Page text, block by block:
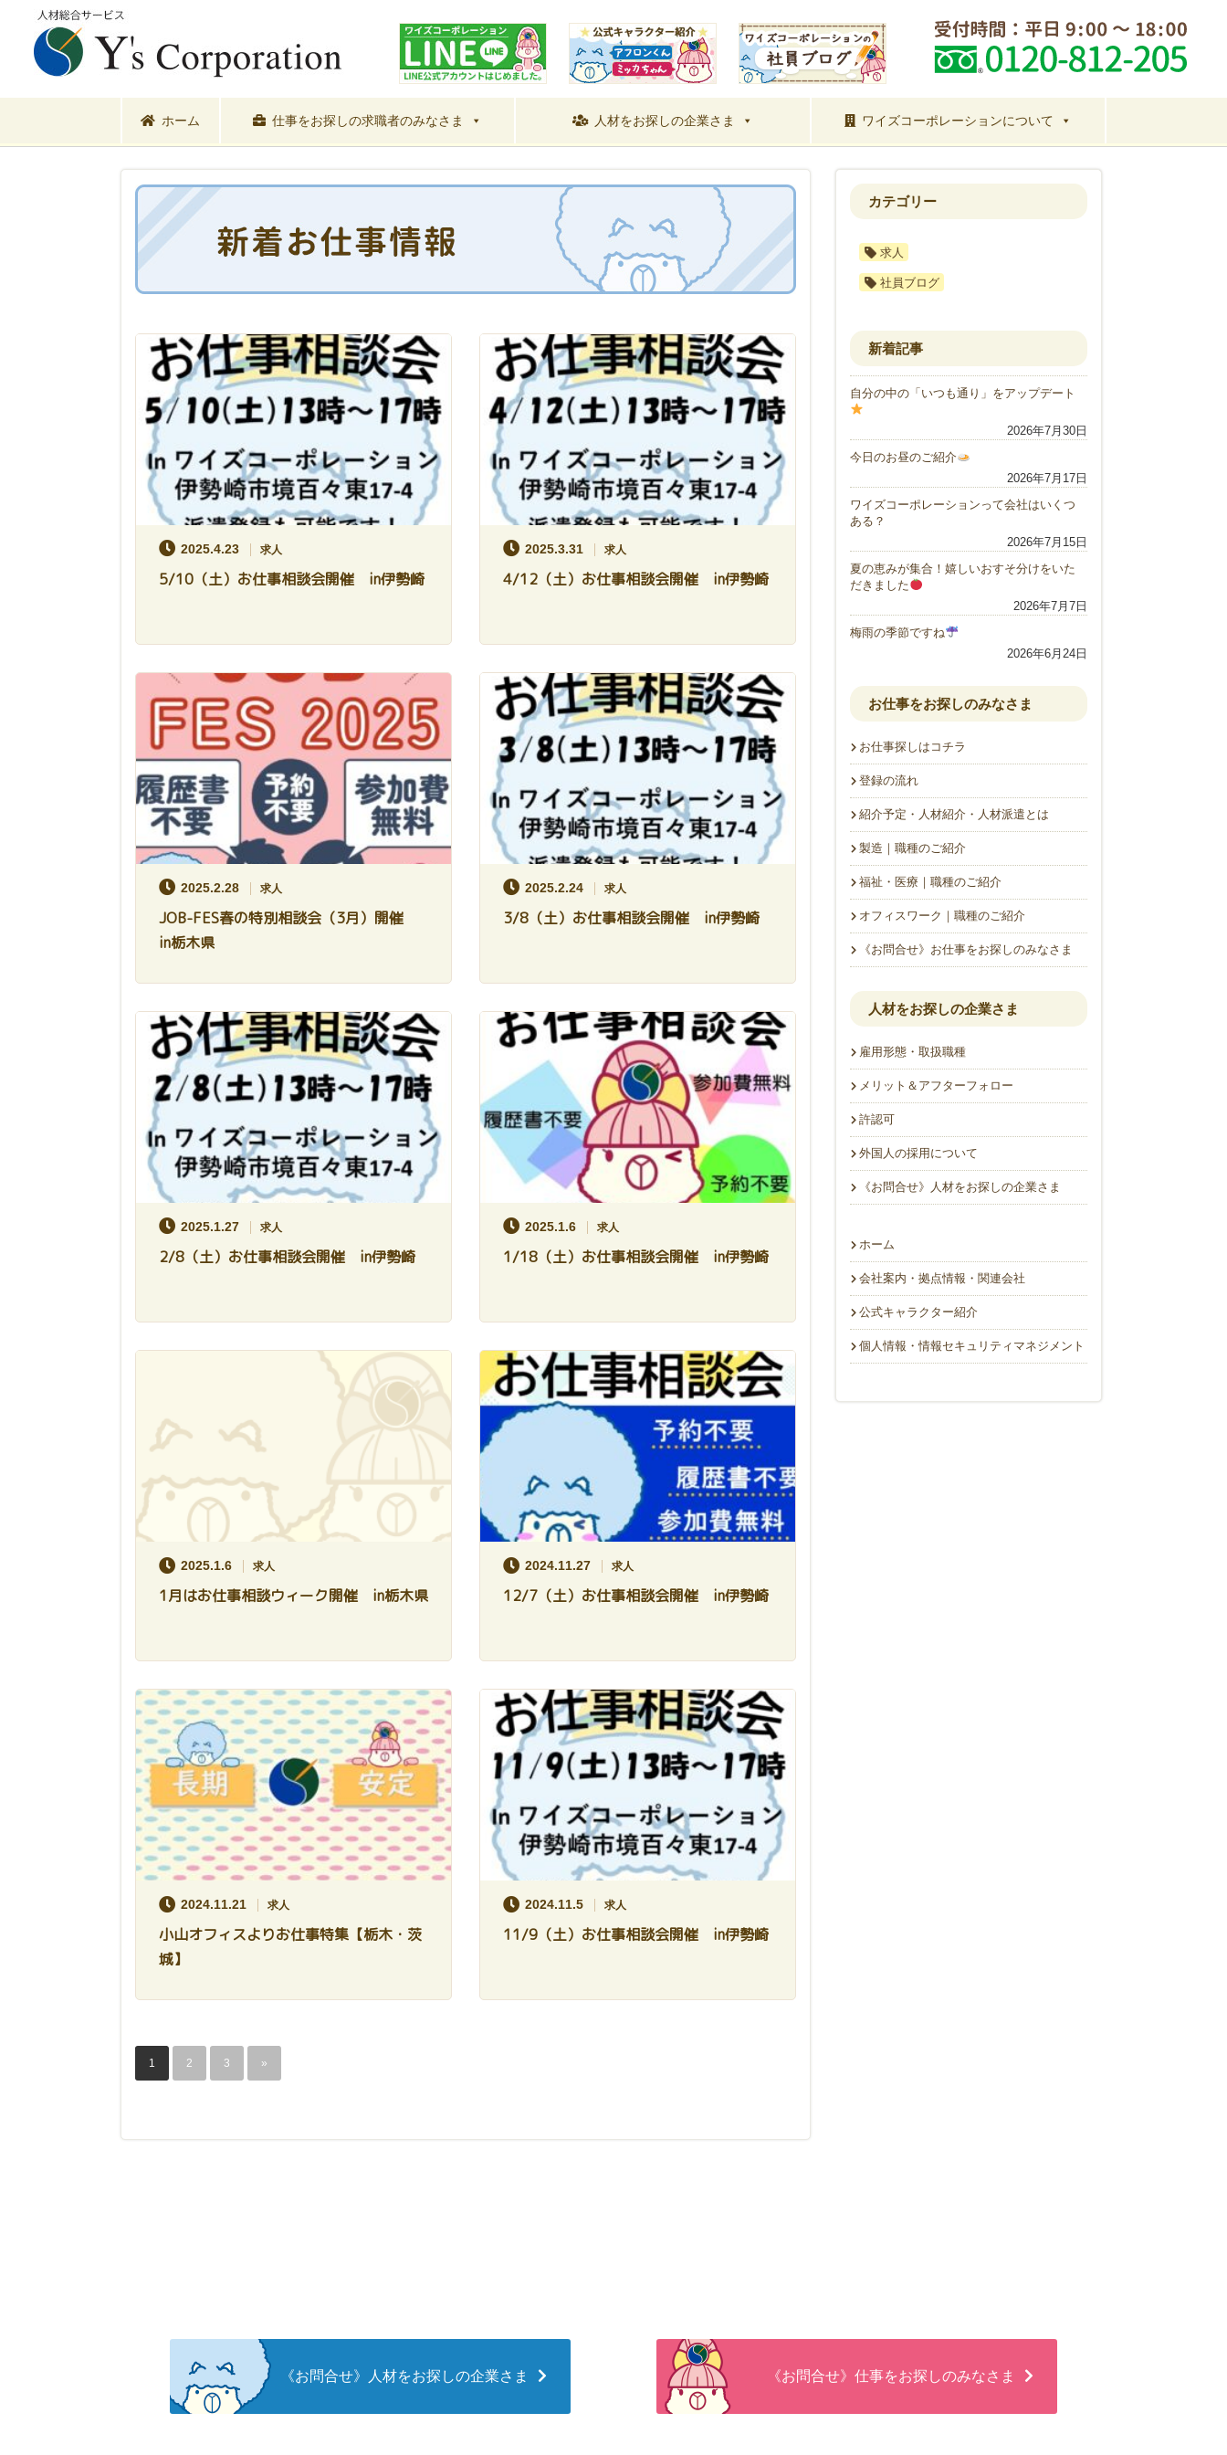
ホーム 仕事をお探しの求職者のみなさま 人材をお探しの企業さま ワイズコーポレーションについて
2025.4.23 求人
5/10（土）お仕事相談会開催 in伊勢崎
2025.3.31 求人
4/12（土）お仕事相談会開催 in伊勢崎
2025.2.28 求人
JOB-FES春の特別相談会（3月）開催
in栃木県
2025.2.24 求人
3/8（土）お仕事相談会開催 in伊勢崎
2025.1.27 求人
2/8（土）お仕事相談会開催 in伊勢崎
2025.1.6 求人
1/18（土）お仕事相談会開催 in伊勢崎
2025.1.6 求人
1月はお仕事相談ウィーク開催 in栃木県
2024.11.27 求人
12/7（土）お仕事相談会開催 in伊勢崎
2024.11.21 求人
小山オフィスよりお仕事特集【栃木・茨
城】
2024.11.5 求人
11/9（土）お仕事相談会開催 in伊勢崎
1 2 3 »
カテゴリー
求人
社員ブログ
新着記事
自分の中の「いつも通り」をアップデート
2026年7月30日
今日のお昼のご紹介
2026年7月17日
ワイズコーポレーションって会社はいくつ
ある？
2026年7月15日
夏の恵みが集合！嬉しいおすそ分けをいた
だきました
2026年7月7日
梅雨の季節ですね
2026年6月24日
お仕事をお探しのみなさま
お仕事探しはコチラ
登録の流れ
紹介予定・人材紹介・人材派遣とは
製造｜職種のご紹介
福祉・医療｜職種のご紹介
オフィスワーク｜職種のご紹介
《お問合せ》お仕事をお探しのみなさま
人材をお探しの企業さま
雇用形態・取扱職種
メリット＆アフターフォロー
許認可
外国人の採用について
《お問合せ》人材をお探しの企業さま
ホーム
会社案内・拠点情報・関連会社
公式キャラクター紹介
個人情報・情報セキュリティマネジメント
《お問合せ》人材をお探しの企業さま 《お問合せ》仕事をお探しのみなさま